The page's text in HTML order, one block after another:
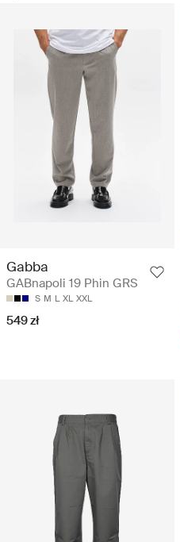
Gabba
GABnapoli 19 Phin GRS
S M L XL XXL
549 zł